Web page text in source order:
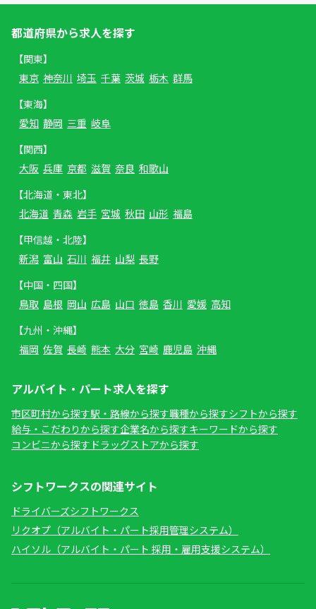
都道府県から求人を探す
【関東】
東京 神奈川 埼玉 千葉 茨城 栃木 群馬
【東海】
愛知 静岡 三重 岐阜
【関西】
大阪 兵庫 京都 滋賀 奈良 和歌山
【北海道・東北】
北海道 青森 岩手 宮城 秋田 山形 福島
【甲信越・北陸】
新潟 富山 石川 福井 山梨 長野
【中国・四国】
鳥取 島根 岡山 広島 山口 徳島 香川 愛媛 高知
【九州・沖縄】
福岡 佐賀 長崎 熊本 大分 宮崎 鹿児島 沖縄
アルバイト・パート求人を探す
市区町村から探す駅・路線から探す職種から探すシフトから探す
給与・こだわりから探す企業名から探すキーワードから探す
コンビニから探す ドラッグストアから探す
シフトワークスの関連サイト
ドライバーズシフトワークス
リクオプ（アルバイト・パート採用管理システム）
ハイソル（アルバイト・パート 採用・雇用支援システム）